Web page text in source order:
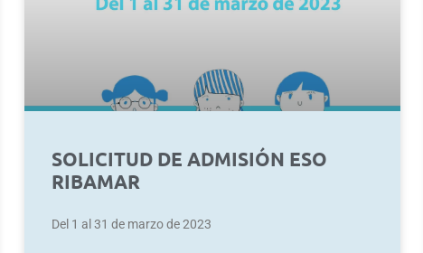
SOLICITUD DE ADMISIÓN ESO
RIBAMAR
Del 1 al 31 de marzo de 2023